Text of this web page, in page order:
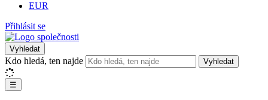
EUR
Přihlásit se
Vyhledat
Kdo hledá, ten najde Vyhledat
☰